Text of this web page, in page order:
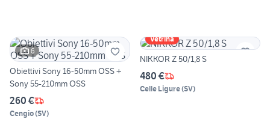
6
Obiettivi Sony 16-50mm OSS +
Sony 55-210mm OSS
260 €
Cengio(SV)
Vetrina
NIKKOR Z 50/1,8 S
480 €
Celle Ligure(SV)